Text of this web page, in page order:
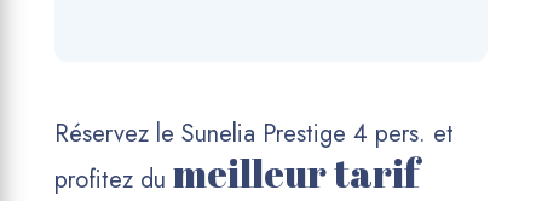
Réservez le Sunelia Prestige 4 pers. et
profitez du meilleur tarif